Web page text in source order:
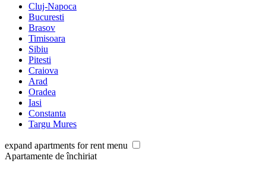
Cluj-Napoca
Bucuresti
Brasov
Timisoara
Sibiu
Pitesti
Craiova
Arad
Oradea
Iasi
Constanta
Targu Mures
expand apartments for rent menu
Apartamente de închiriat